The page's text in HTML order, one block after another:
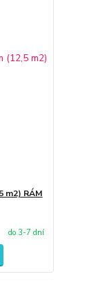
m2) RÁM
do 3-7 dní